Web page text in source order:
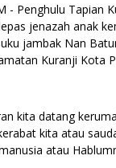
- Penghulu
jenazah anak
jambak Nan
Kuranji Kota
kita datang
kita atau
atau